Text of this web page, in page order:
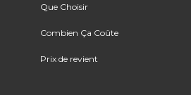
Que Choisir
Combien Ça Coûte
Prix de revient